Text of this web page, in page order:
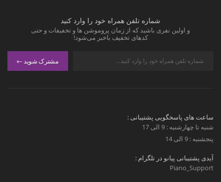
شماره تلفن همراه خود را وارد کنید
و اولین نفری باشید که از زمان پروموشن ها و تخفیفات و حتی
کدهای تخفیف باخبر می‌شود!
مشترک شوید
ساعت های پاسخگویی پشتیبانی :
شنبه تا چهارشنبه : 9 الی 17
پنجشنبه : 9 الی 14
آیدی پشتیبانی پیانو در تلگرام :
Piano_Support